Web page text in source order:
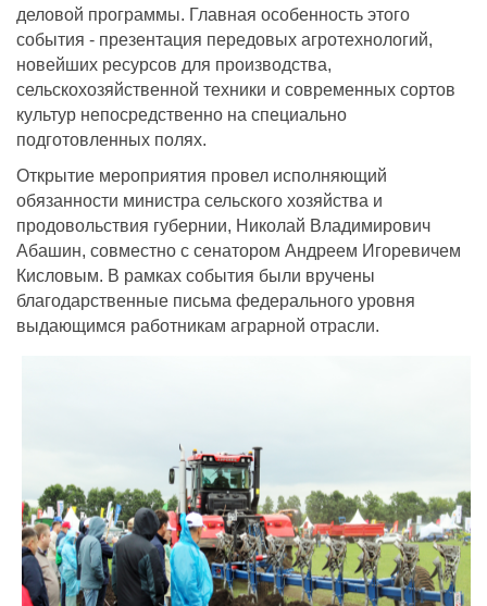
деловой программы. Главная особенность этого
события - презентация передовых агротехнологий,
новейших ресурсов для производства,
сельскохозяйственной техники и современных сортов
культур непосредственно на специально
подготовленных полях.
Открытие мероприятия провел исполняющий
обязанности министра сельского хозяйства и
продовольствия губернии, Николай Владимирович
Абашин, совместно с сенатором Андреем Игоревичем
Кисловым. В рамках события были вручены
благодарственные письма федерального уровня
выдающимся работникам аграрной отрасли.